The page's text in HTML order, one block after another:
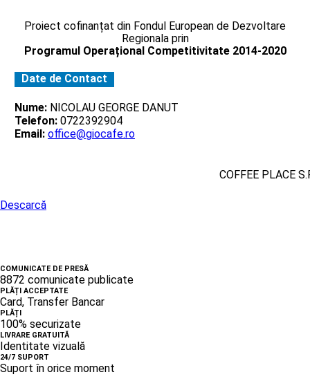
Proiect cofinanțat din Fondul European de Dezvoltare
Regionala prin
Programul Operațional Competitivitate 2014-2020
Date de Contact
Nume: NICOLAU GEORGE DANUT
Telefon: 0722392904
Email: office@giocafe.ro
COFFEE PLACE
Descarcă
COMUNICATE DE PRESĂ
8872 comunicate publicate
PLĂȚI ACCEPTATE
Card, Transfer Bancar
PLĂȚI
100% securizate
LIVRARE GRATUITĂ
Identitate vizuală
24/7 SUPORT
Suport în orice moment